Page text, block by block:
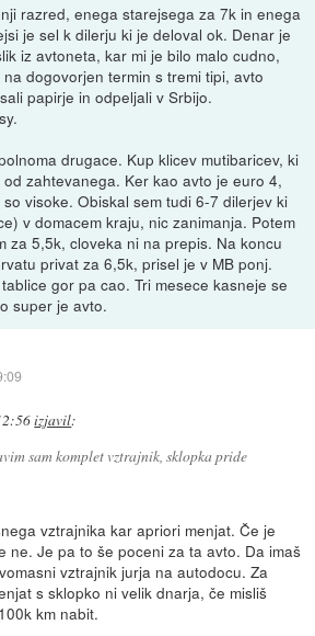
razred, enega starejsega za 7k in enega
je sel k dilerju ki je deloval ok. Denar je
iz avtoneta, kar mi je bilo malo cudno,
dogovorjen termin s tremi tipi, avto
papirje in odpeljali v Srbijo.
drugace. Kup klicev mutibaricev, ki
zahtevanega. Ker kao avto je euro 4,
visoke. Obiskal sem tudi 6-7 dilerjev ki
v domacem kraju, nic zanimanja. Potem
za 5,5k, cloveka ni na prepis. Na koncu
privat za 6,5k, prisel je v MB ponj.
gor pa cao. Tri mesece kasneje se
super je avto.
izjavil:
sam komplet vztrajnik, sklopka pride
vztrajnika kar apriori menjat. Če je
ne. Je pa to še poceni za ta avto. Da imaš
vztrajnik jurja na autodocu. Za
s sklopko ni velik dnarja, če misliš
km nabit.